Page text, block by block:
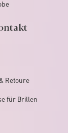
Retoure
für Brillen